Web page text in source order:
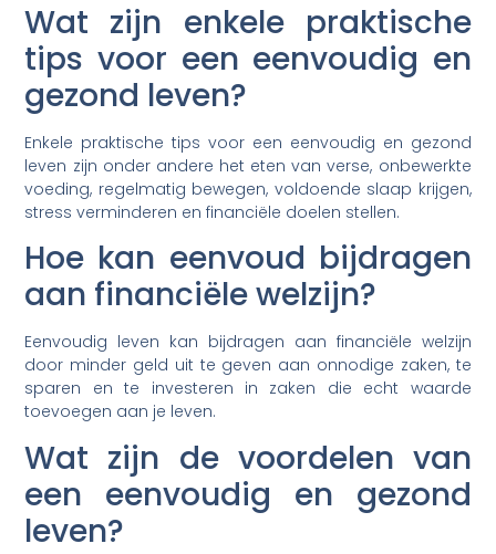
Wat zijn enkele praktische
tips voor een eenvoudig en
gezond leven?
Enkele praktische tips voor een eenvoudig en gezond
leven zijn onder andere het eten van verse, onbewerkte
voeding, regelmatig bewegen, voldoende slaap krijgen,
stress verminderen en financiële doelen stellen.
Hoe kan eenvoud bijdragen
aan financiële welzijn?
Eenvoudig leven kan bijdragen aan financiële welzijn
door minder geld uit te geven aan onnodige zaken, te
sparen en te investeren in zaken die echt waarde
toevoegen aan je leven.
Wat zijn de voordelen van
een eenvoudig en gezond
leven?